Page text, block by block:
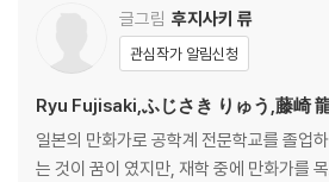
글그림 후지사키 류
관심작가 알림신청
Ryu Fujisaki,ふじさき りゅう,藤崎
일본의 만화가로 공학계 전문학교를 졸업
는 것이 꿈이 였지만, 재학 중에 만화가를